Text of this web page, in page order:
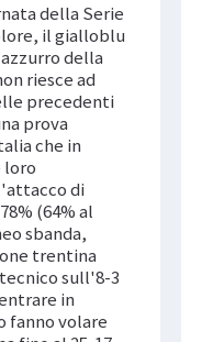
della Serie
il gialloblu
della
riesce ad
precedenti
prova
che in
loro
di
(64% al
sbanda,
trentina
sull'8-3
in
fanno volare